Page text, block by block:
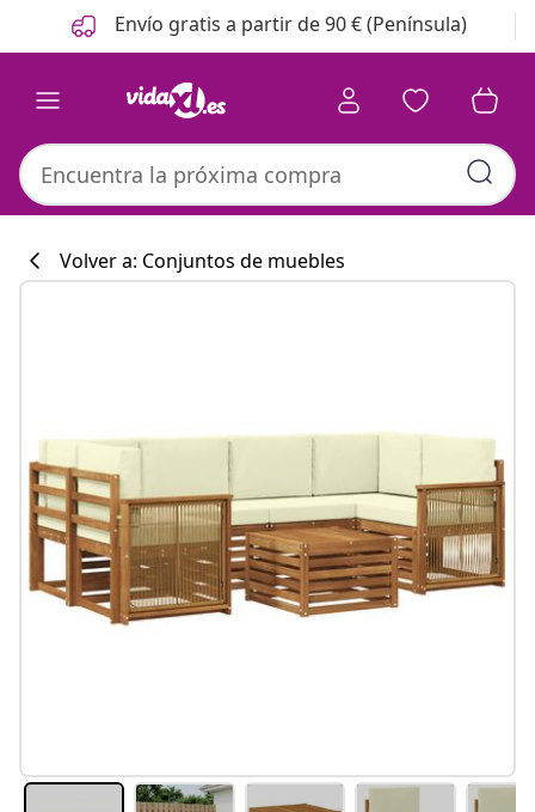
Anterior
Siguiente Envío gratis a partir de 90 € (Península)
Volver a: Conjuntos de muebles